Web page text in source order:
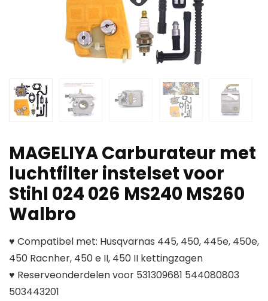
MAGELIYA Carburateur met
luchtfilter instelset voor
Stihl 024 026 MS240 MS260
Walbro
♥ Compatibel met: Husqvarnas 445, 450, 445e, 450e,
450 Racnher, 450 e II, 450 II kettingzagen
♥ Reserveonderdelen voor 531309681 544080803
503443201